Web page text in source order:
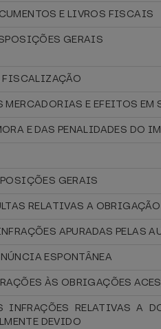
E LIVROS FISCAIS
GERAIS
E EFEITOS EM
E DAS PENALIDADES DO
GERAIS
RELATIVAS A
APURADAS PELAS
ESPONTÂNEA
ÀS OBRIGAÇÕES
RELATIVAS A
DEVIDO